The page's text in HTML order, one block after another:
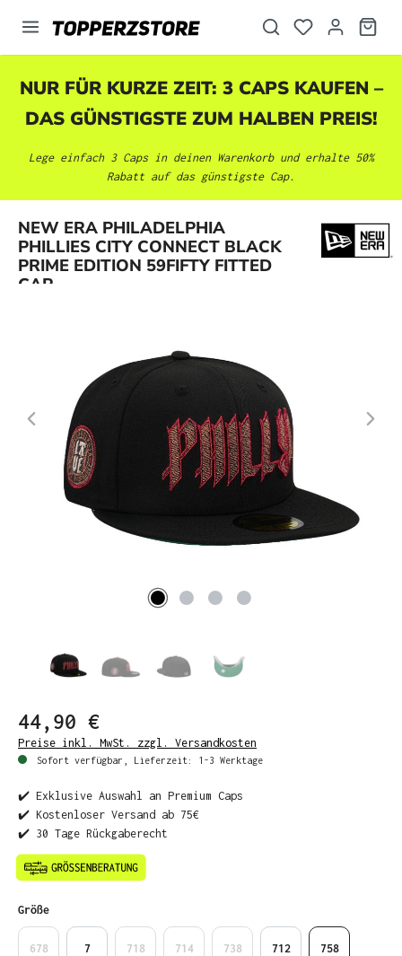
springen
NUR FÜR KURZE ZEIT: 3 CAPS KAUFEN –
DAS GÜNSTIGSTE ZUM HALBEN PREIS!
Lege einfach 3 Caps in deinen Warenkorb und erhalte 50%
Rabatt auf das günstigste Cap.
NEW ERA PHILADELPHIA
PHILLIES CITY CONNECT BLACK
PRIME EDITION 59FIFTY FITTED
CAP
Bildergalerie überspringen
44,90 €
Preise inkl. MwSt. zzgl. Versandkosten
Sofort verfügbar, Lieferzeit: 1-3 Werktage
✔️ Exklusive Auswahl an Premium Caps
✔️ Kostenloser Versand ab 75€
✔️ 30 Tage Rückgaberecht
Größeauswählen
678 7 718 714 738 712 758